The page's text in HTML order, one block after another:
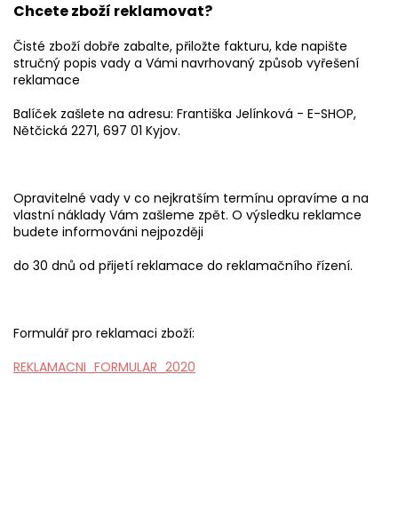
Chcete zboží reklamovat?
Čisté zboží dobře zabalte, přiložte fakturu, kde napište
stručný popis vady a Vámi navrhovaný způsob vyřešení
reklamace
Balíček zašlete na adresu: Františka Jelínková - E-SHOP,
Nětčická 2271, 697 01 Kyjov.
Opravitelné vady v co nejkratším termínu opravíme a na
vlastní náklady Vám zašleme zpět. O výsledku reklamce
budete informováni nejpozději
do 30 dnů od přijetí reklamace do reklamačního řízení.
Formulář pro reklamaci zboží:
REKLAMACNI_FORMULAR_2020